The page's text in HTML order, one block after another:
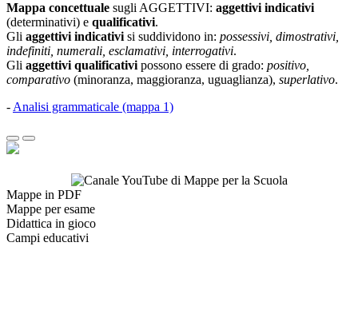
Mappa concettuale sugli AGGETTIVI: aggettivi indicativi
(determinativi) e qualificativi.
Gli aggettivi indicativi si suddividono in: possessivi, dimostrativi,
indefiniti, numerali, esclamativi, interrogativi.
Gli aggettivi qualificativi possono essere di grado: positivo,
comparativo (minoranza, maggioranza, uguaglianza), superlativo.
- Analisi grammaticale (mappa 1)
Mappe in PDF
Mappe per esame
Didattica in gioco
Campi educativi